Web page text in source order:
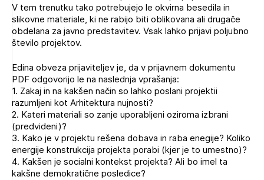
V tem trenutku tako potrebujejo le okvirna besedila in
slikovne materiale, ki ne rabijo biti oblikovana ali drugače
obdelana za javno predstavitev. Vsak lahko prijavi poljubno
število projektov.
Edina obveza prijaviteljev je, da v prijavnem dokumentu
PDF odgovorijo le na naslednja vprašanja:
1. Zakaj in na kakšen način so lahko poslani projektii
razumljeni kot Arhitektura nujnosti?
2. Kateri materiali so zanje uporabljeni oziroma izbrani
(predvideni)?
3. Kako je v projektu rešena dobava in raba enegije? Koliko
energije konstrukcija projekta porabi (kjer je to umestno)?
4. Kakšen je socialni kontekst projekta? Ali bo imel ta
kakšne demokratične posledice?